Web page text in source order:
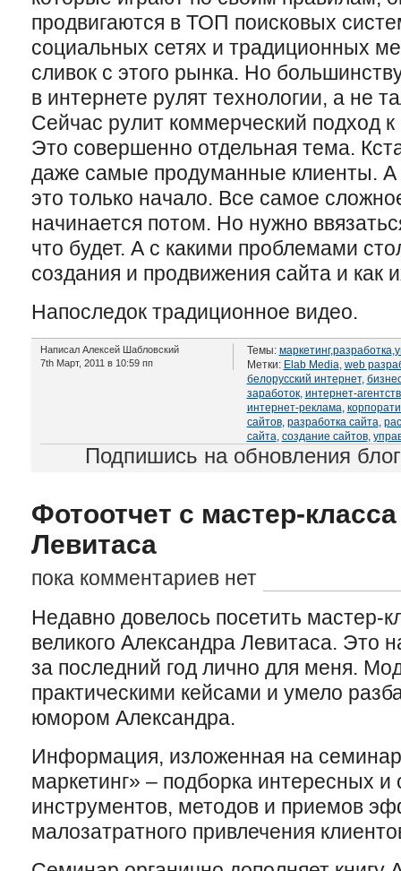
продвигаются в ТОП поисковых
социальных сетях и традиционных
сливок с этого рынка. Но
в интернете рулят технологии, а не
Сейчас рулит коммерческий подход к
Это совершенно отдельная тема.
даже самые продуманные клиенты.
это только начало. Все самое
начинается потом. Но нужно
что будет. А с какими проблемами
создания и продвижения сайта и как
Напоследок традиционное видео.
Написал Алексей Шабловский
7th Март, 2011 в 10:59 пп
Темы: маркетинг,разработка,
Метки: Elab Media, web
белорусский интернет,
заработок, интернет-
интернет-реклама,
сайтов, разработка сайта,
сайта, создание сайтов,
Подпишись на обновления
Фотоотчет с мастер-
Левитаса
пока комментариев нет
Недавно довелось посетить мастер-
великого Александра Левитаса. Это
за последний год лично для меня.
практическими кейсами и умело
юмором Александра.
Информация, изложенная на
маркетинг» – подборка интересных и
инструментов, методов и приемов
малозатратного привлечения